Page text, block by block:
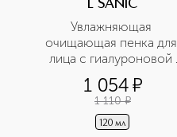
L SANIC
Увлажняющая
очищающая пенка для
лица с гиалуроновой
кислотой и
растительным
комплексом
1 054¤
1 110 ¤
120 мл